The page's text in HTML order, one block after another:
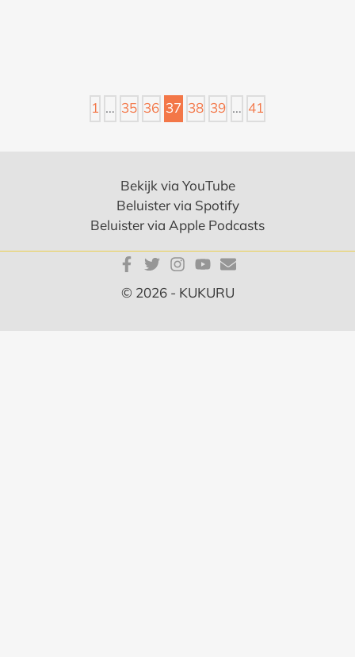
1 … 35 36 37 38 39 … 41
Bekijk via YouTube
Beluister via Spotify
Beluister via Apple Podcasts
© 2026 - KUKURU